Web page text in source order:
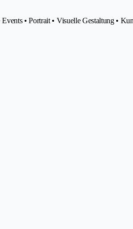
• Portrait • Visuelle Gestaltung •